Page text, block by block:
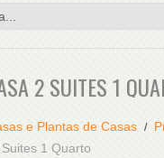
2 SUITES 1
e Plantas de Casas
1 Quarto